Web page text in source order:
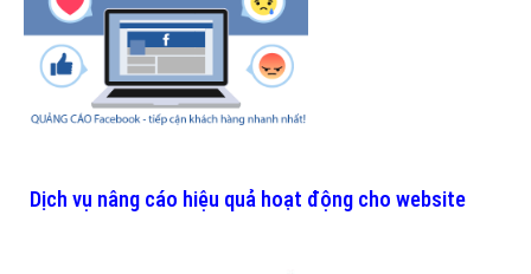
Dịch vụ nâng cáo hiệu quả hoạt động cho website